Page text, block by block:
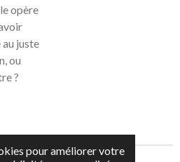
pour améliorer votre
opère
au juste
ou
?